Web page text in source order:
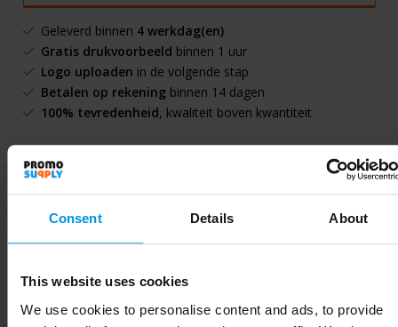
Consent Details About
This website uses cookies
We use cookies to personalise content and ads, to provide
Geleverd binnen 4 werkdag(en)
Gratis drukvoorbeeld binnen 1 uur
Logo uploaden in de volgende stap
Betalen op rekeningbinnen 14 dagen
100% tevredenheid, kwaliteit boven kwantiteit
Specificaties
Specificaties